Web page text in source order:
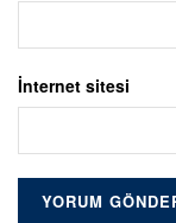
İnternet sitesi